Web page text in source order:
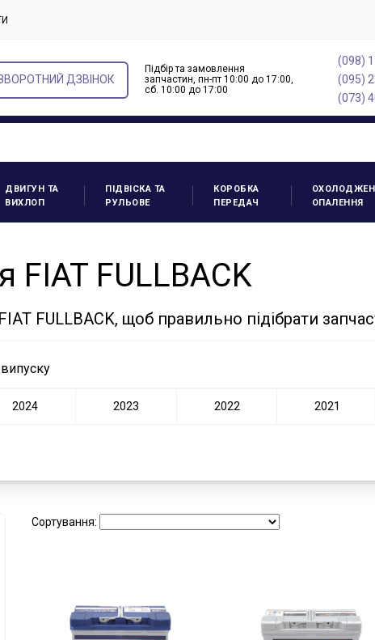
ДЗВІНОК
Підбір та замовлення
запчастин, пн-пт 10:00 до 17:00,
cб. 10:00 до 17:00
(098)
(095)
(073)
ДВИГУН ТА
ВИХЛОП
ПІДВІСКА ТА
РУЛЬОВЕ
КОРОБКА
ПЕРЕДАЧ
ОПАЛЕННЯ
FIAT FULLBACK
FULLBACK, щоб правильно підібрати
випуску
2024 2023 2022 2021
Сортування: